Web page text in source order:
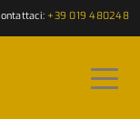
+39 019 480248